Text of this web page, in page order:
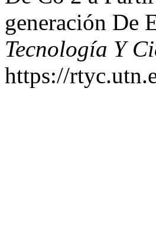
generación De
Tecnología Y
https://